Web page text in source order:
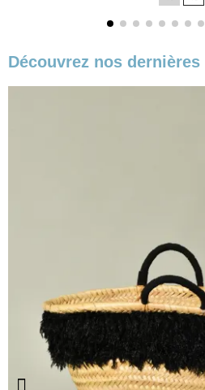
Découvrez nos